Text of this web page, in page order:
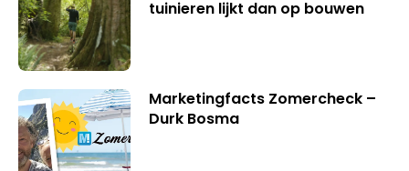
tuinieren lijkt dan op bouwen
Marketingfacts Zomercheck –
Durk Bosma